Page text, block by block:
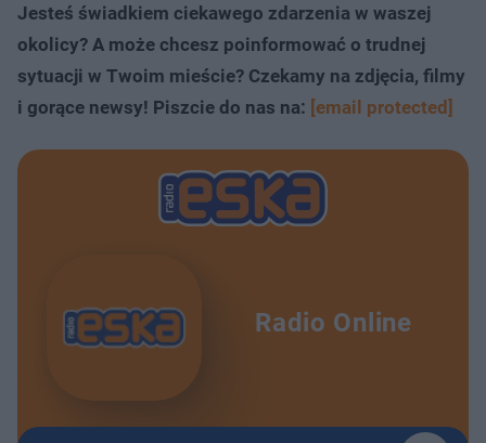
Jesteś świadkiem ciekawego zdarzenia w waszej
okolicy? A może chcesz poinformować o trudnej
sytuacji w Twoim mieście? Czekamy na zdjęcia, filmy
i gorące newsy! Piszcie do nas na: [email protected]
Radio Online